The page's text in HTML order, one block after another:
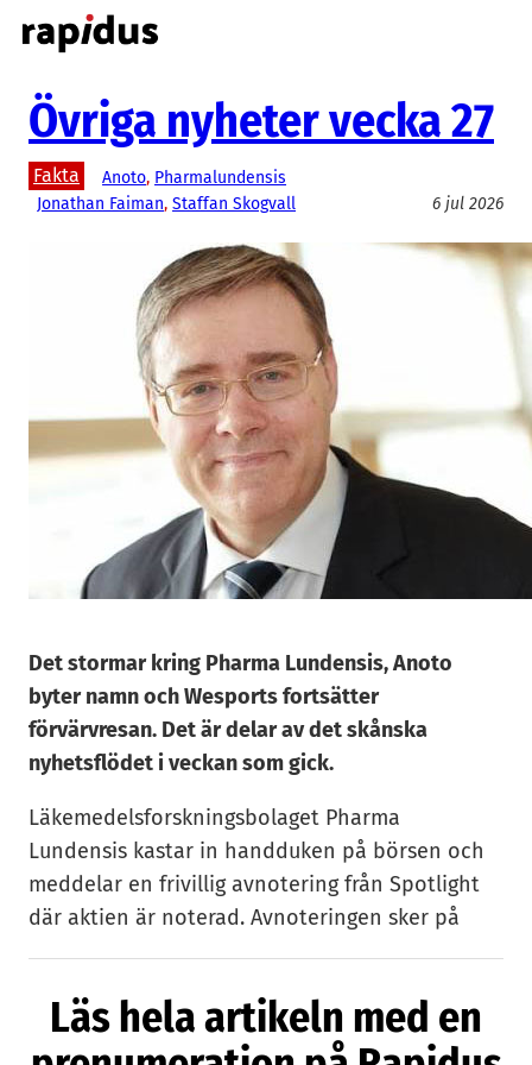
Hoppa
till
Övriga nyheter vecka 27
Fakta Anoto, Pharmalundensis
Jonathan Faiman, Staffan Skogvall 6 jul 2026
Det stormar kring Pharma Lundensis, Anoto
byter namn och Wesports fortsätter
förvärvresan. Det är delar av det skånska
nyhetsflödet i veckan som gick.
Läkemedelsforskningsbolaget Pharma
Lundensis kastar in handduken på börsen och
meddelar en frivillig avnotering från Spotlight
där aktien är noterad. Avnoteringen sker på
Skogvalls agerande.
Läs hela artikeln med en